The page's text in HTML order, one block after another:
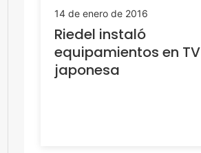
14 de enero de 2016
Riedel instaló
equipamientos en TV
japonesa